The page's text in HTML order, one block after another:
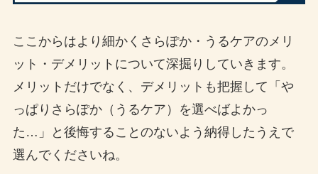
ここからはより細かくさらぽか・うるケアのメリ
ット・デメリットについて深掘りしていきます。
メリットだけでなく、デメリットも把握して「や
っぱりさらぽか（うるケア）を選べばよかっ
た…」と後悔することのないよう納得したうえで
選んでくださいね。